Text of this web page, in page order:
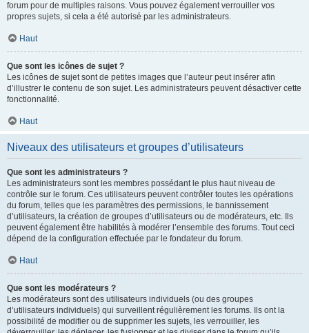
forum pour de multiples raisons. Vous pouvez également verrouiller vos
propres sujets, si cela a été autorisé par les administrateurs.
Haut
Que sont les icônes de sujet ?
Les icônes de sujet sont de petites images que l’auteur peut insérer afin
d’illustrer le contenu de son sujet. Les administrateurs peuvent désactiver cette
fonctionnalité.
Haut
Niveaux des utilisateurs et groupes d’utilisateurs
Que sont les administrateurs ?
Les administrateurs sont les membres possédant le plus haut niveau de
contrôle sur le forum. Ces utilisateurs peuvent contrôler toutes les opérations
du forum, telles que les paramètres des permissions, le bannissement
d’utilisateurs, la création de groupes d’utilisateurs ou de modérateurs, etc. Ils
peuvent également être habilités à modérer l’ensemble des forums. Tout ceci
dépend de la configuration effectuée par le fondateur du forum.
Haut
Que sont les modérateurs ?
Les modérateurs sont des utilisateurs individuels (ou des groupes
d’utilisateurs individuels) qui surveillent régulièrement les forums. Ils ont la
possibilité de modifier ou de supprimer les sujets, les verrouiller, les